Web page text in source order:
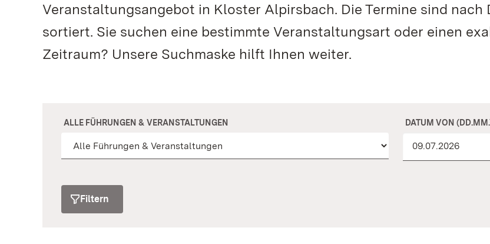
Veranstaltungsangebot in Kloster Alpirsbach. Die Termine sind nach
sortiert. Sie suchen eine bestimmte Veranstaltungsart oder einen
Zeitraum? Unsere Suchmaske hilft Ihnen weiter.
ALLE FÜHRUNGEN & VERANSTALTUNGEN DATUM VON
Filtern